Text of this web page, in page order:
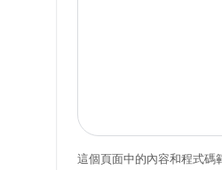
這個頁面中的內容和程式碼